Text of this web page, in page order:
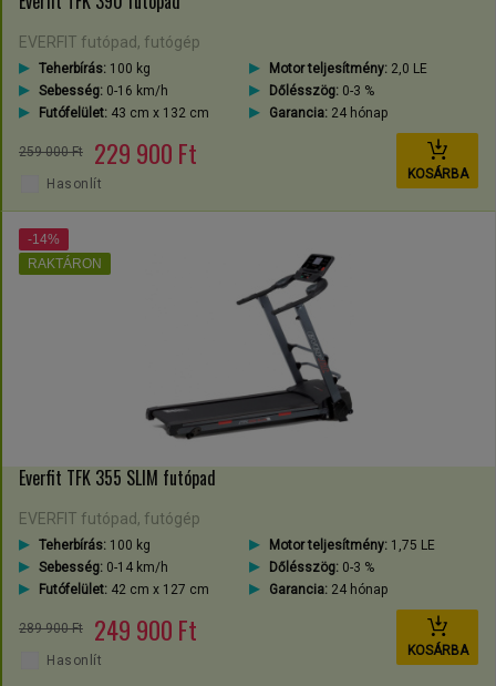
EVERFIT futópad, futógép
Teherbírás: 100 kg Motor teljesítmény:2,0 LE
Sebesség: 0-16 km/h Dőlésszög:0-3 %
Futófelület: 43 cm x 132 cm Garancia:24 hónap
259 000 Ft 229 900 Ft
KOSÁRBA
Hasonlít
Everfit TFK 355 SLIM futópad
EVERFIT futópad, futógép
Teherbírás: 100 kg Motor teljesítmény:1,75 LE
Sebesség: 0-14 km/h Dőlésszög:0-3 %
Futófelület: 42 cm x 127 cm Garancia:24 hónap
289 900 Ft 249 900 Ft
KOSÁRBA
-14%
RAKTÁRON
Hasonlít